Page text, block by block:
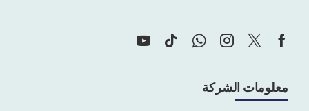
معلومات الشركة